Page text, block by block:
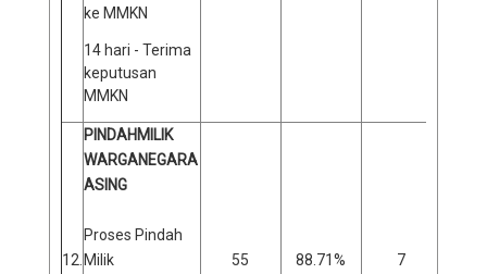
ke MMKN
14 hari - Terima
keputusan
MMKN
12.
PINDAHMILIK
WARGANEGARA
ASING
Proses Pindah
Milik
55 88.71% 7